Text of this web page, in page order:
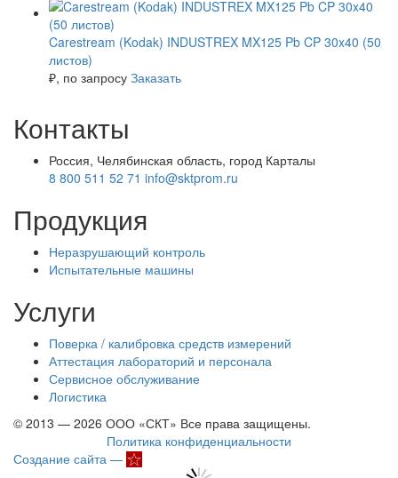
Carestream (Kodak) INDUSTREX MX125 Pb CP 30x40 (50
листов)
₽, по запросу Заказать
Контакты
Россия, Челябинская область, город Карталы
8 800 511 52 71 info@sktprom.ru
Продукция
Неразрушающий контроль
Испытательные машины
Услуги
Поверка / калибровка средств измерений
Аттестация лабораторий и персонала
Сервисное обслуживание
Логистика
© 2013 — 2026 ООО «СКТ» Все права защищены.
Политика конфиденциальности
Создание сайта —